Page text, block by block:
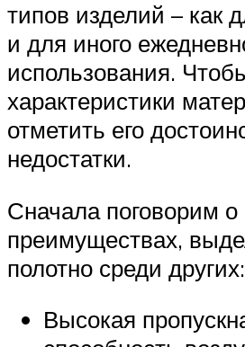
типов изделий – как
и для иного
использования.
характеристики
отметить его
недостатки.
Сначала поговорим о
преимуществах,
полотно среди других:
Высокая